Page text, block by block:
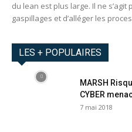
du lean est plus large. Il ne
gaspillages et d’alléger les
LES + POPULAIRES
MARSH
CYBER
7 mai 2018